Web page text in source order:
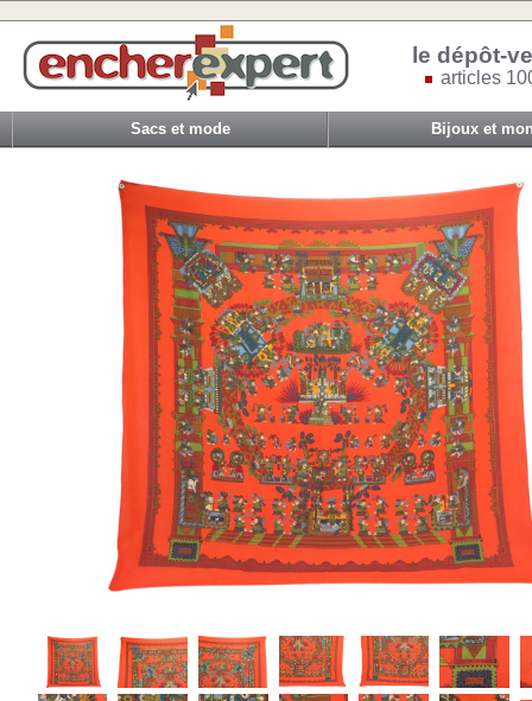
le dépôt-
articles
Sacs et mode Bijoux et